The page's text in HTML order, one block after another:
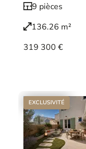
9 pièces
136.26 m²
319 300 €
EXCLUSIVITÉ